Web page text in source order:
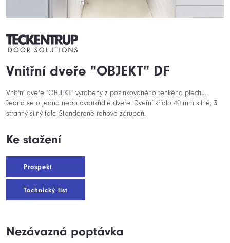
Vnitřní dveře "OBJEKT" DF
Vnitřní dveře "OBJEKT" vyrobeny z pozinkovaného tenkého plechu.
Jedná se o jedno nebo dvoukřídlé dveře. Dveřní křídlo 40 mm silné, 3
stranný silný falc. Standardně rohová zárubeň.
Ke stažení
Prospekt
Technický list
Nezávazná poptávka